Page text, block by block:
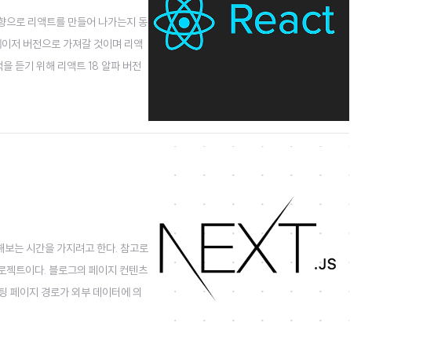
로 리액트를 만들어 나가는지 동
저 버전으로 가져갈 것이며 리액
듣기 위해 리액트 18 알파 버전
는 시간을 가지려고 한다. 참고로
트이다. 블로그의 페이지 컨텐츠
페이지 경로가 외부 데이터에 의